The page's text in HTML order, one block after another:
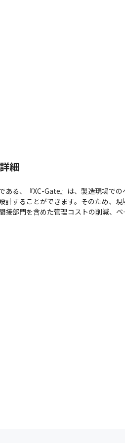
細
ある、『XC-Gate』は、製造現場で
計することができます。そのため、
接部門を含めた管理コストの削減、